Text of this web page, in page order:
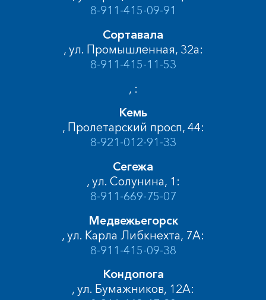
8-911-415-09-91
Сортавала
, ул. Промышленная, 32а:
8-911-415-11-53
, :
Кемь
, Пролетарский просп, 44:
8-921-012-91-33
Сегежа
, ул. Солунина, 1:
8-911-669-75-07
Медвежьегорск
, ул. Карла Либкнехта, 7А:
8-911-415-09-38
Кондопога
, ул. Бумажников, 12А: